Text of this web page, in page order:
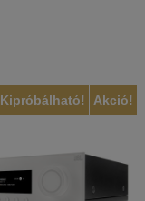
Akció!
Kipróbálható!